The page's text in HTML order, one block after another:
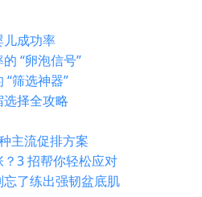
儿成功率
“卵泡信号”
筛选神器”
择全攻略
主流促排方案
3 招帮你轻松应对
了练出强韧盆底肌